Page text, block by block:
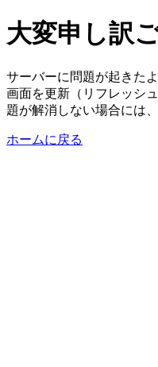
大変申し訳
サーバーに問題が起きたよ
画面を更新（リフレッシ
題が解消しない場合には
ホームに戻る